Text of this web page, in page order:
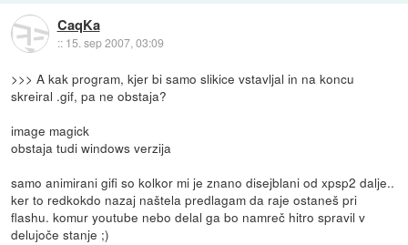
CaqKa
:: 15. sep 2007, 03:09
>>> A kak program, kjer bi samo slikice vstavljal in na koncu
skreiral .gif, pa ne obstaja?
image magick
obstaja tudi windows verzija
samo animirani gifi so kolkor mi je znano disejblani od xpsp2 dalje..
ker to redkokdo nazaj naštela predlagam da raje ostaneš pri
flashu. komur youtube nebo delal ga bo namreč hitro spravil v
delujoče stanje ;)